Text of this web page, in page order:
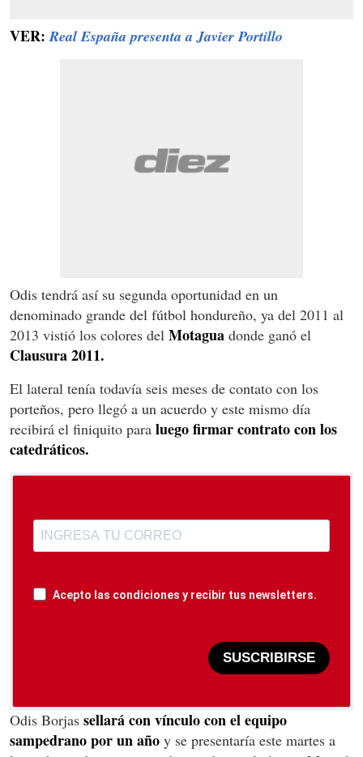
VER:Real España presenta a Javier Portillo
Odis tendrá así su segunda oportunidad en un
denominado grande del fútbol hondureño, ya del 2011 al
2013 vistió los colores del Motagua donde ganó el
Clausura 2011.
El lateral tenía todavía seis meses de contato con los
porteños, pero llegó a un acuerdo y este mismo día
recibirá el finiquito para luego firmar contrato con los
catedráticos.
Acepto las condiciones y recibir tus newsletters.
SUSCRIBIRSE
Odis Borjas sellará con vínculo con el equipo
sampedrano por un año y se presentaría este martes a